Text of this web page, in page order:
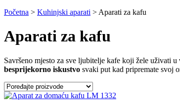
Početna > Kuhinjski aparati > Aparati za kafu
Aparati za kafu
Savršeno mjesto za sve ljubitelje kafe koji žele uživati
besprijekorno iskustvo svaki put kad pripremate svoj